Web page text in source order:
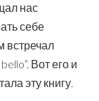
нас
себе
встречал
Вот его и
эту книгу.